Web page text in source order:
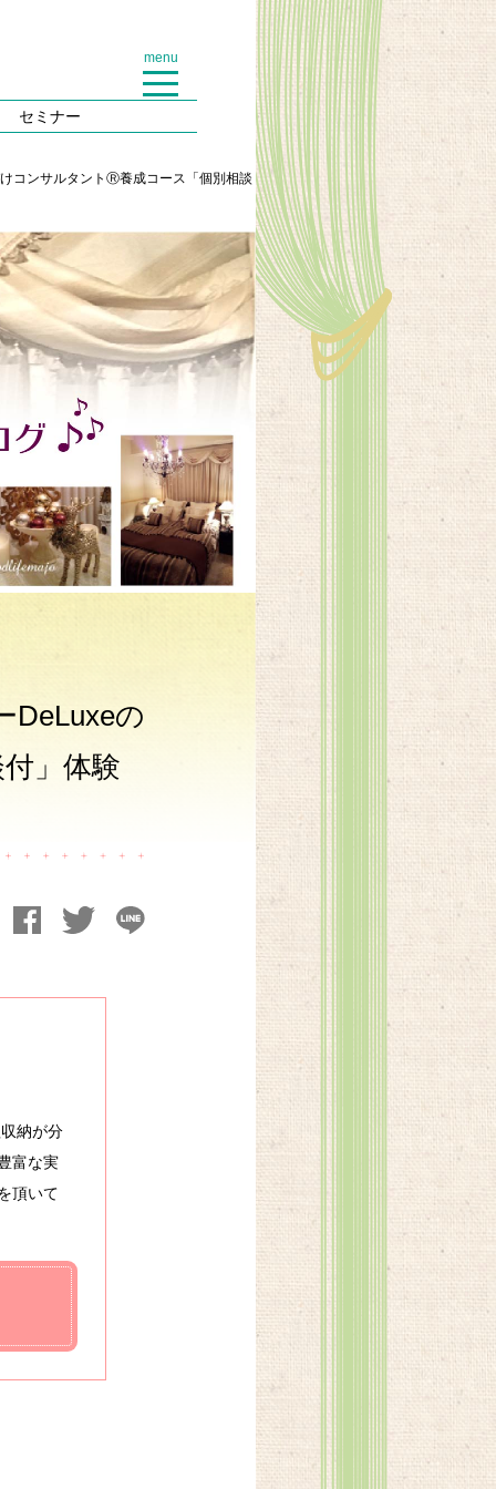
セミナー
コンサルタントⓇ養成コース「個別相談
DeLuxeの
」体験
納が分
富な実
頂いて
menu